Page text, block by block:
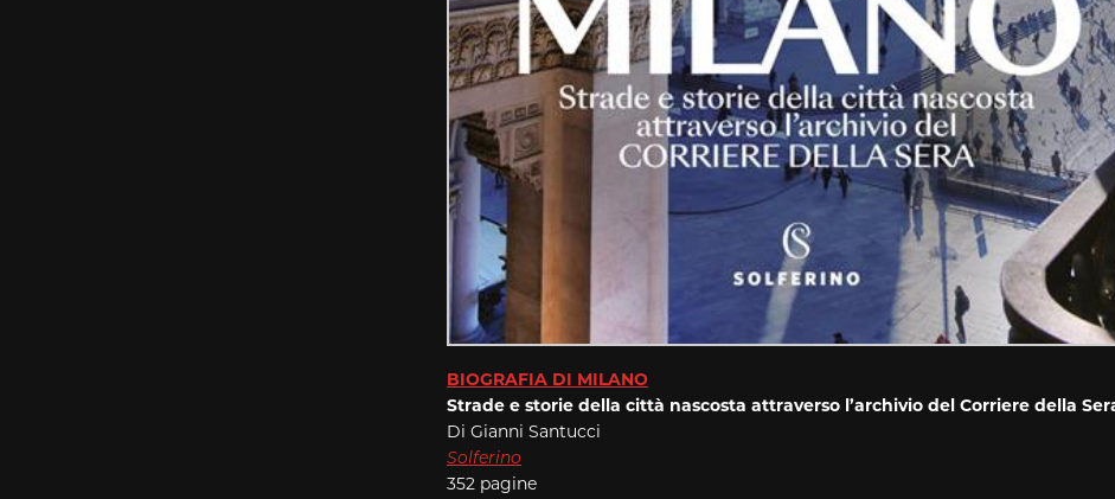
BIOGRAFIA DI MILANO
Strade e storie della città nascosta attraverso l’archivio del Corriere della
Di Gianni Santucci
Solferino
352 pagine